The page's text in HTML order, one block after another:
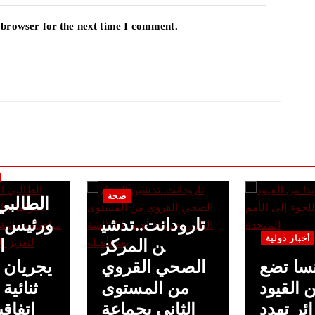
for the next time I comment.
ورئيس
صحة
تارودانت..تدشي
ن المركز
الصحي القروي
من المستوى
الثاني بجماعة
أخبار دولية
تضع
القيود
تهدد